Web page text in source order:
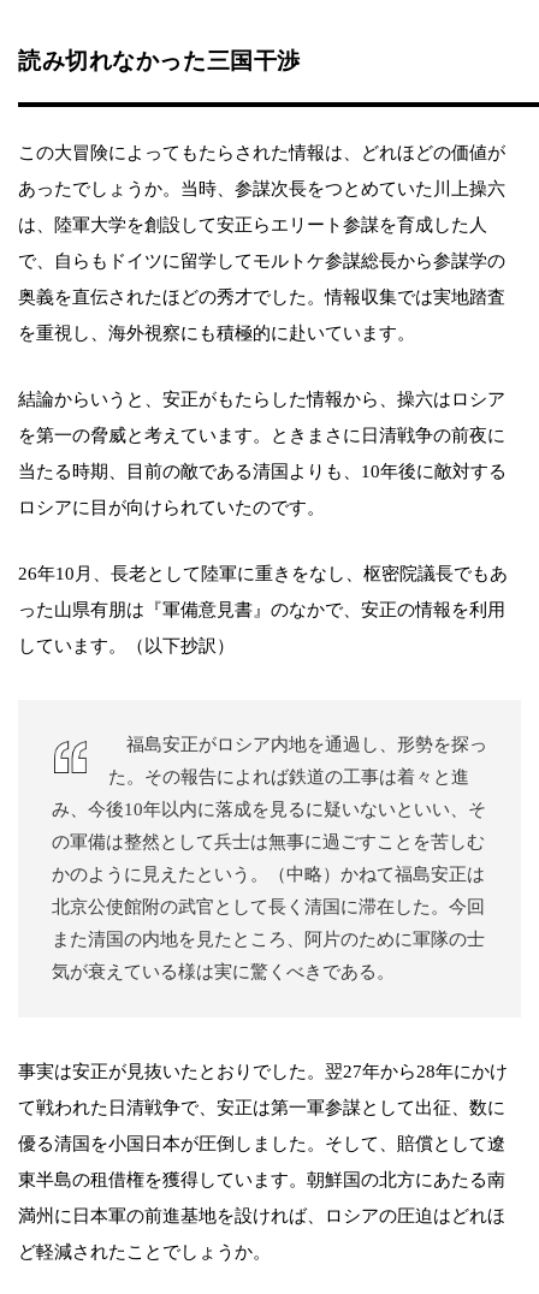
読み切れなかった三国干渉
この大冒険によってもたらされた情報は、どれほどの価値が
あったでしょうか。当時、参謀次長をつとめていた川上操六
は、陸軍大学を創設して安正らエリート参謀を育成した人
で、自らもドイツに留学してモルトケ参謀総長から参謀学の
奥義を直伝されたほどの秀才でした。情報収集では実地踏査
を重視し、海外視察にも積極的に赴いています。
結論からいうと、安正がもたらした情報から、操六はロシア
を第一の脅威と考えています。ときまさに日清戦争の前夜に
当たる時期、目前の敵である清国よりも、10年後に敵対する
ロシアに目が向けられていたのです。
26年10月、長老として陸軍に重きをなし、枢密院議長でもあ
った山県有朋は『軍備意見書』のなかで、安正の情報を利用
しています。（以下抄訳）
福島安正がロシア内地を通過し、形勢を探っ
た。その報告によれば鉄道の工事は着々と進
み、今後10年以内に落成を見るに疑いないといい、そ
の軍備は整然として兵士は無事に過ごすことを苦しむ
かのように見えたという。（中略）かねて福島安正は
北京公使館附の武官として長く清国に滞在した。今回
また清国の内地を見たところ、阿片のために軍隊の士
気が衰えている様は実に驚くべきである。
事実は安正が見抜いたとおりでした。翌27年から28年にかけ
て戦われた日清戦争で、安正は第一軍参謀として出征、数に
優る清国を小国日本が圧倒しました。そして、賠償として遼
東半島の租借権を獲得しています。朝鮮国の北方にあたる南
満州に日本軍の前進基地を設ければ、ロシアの圧迫はどれほ
ど軽減されたことでしょうか。